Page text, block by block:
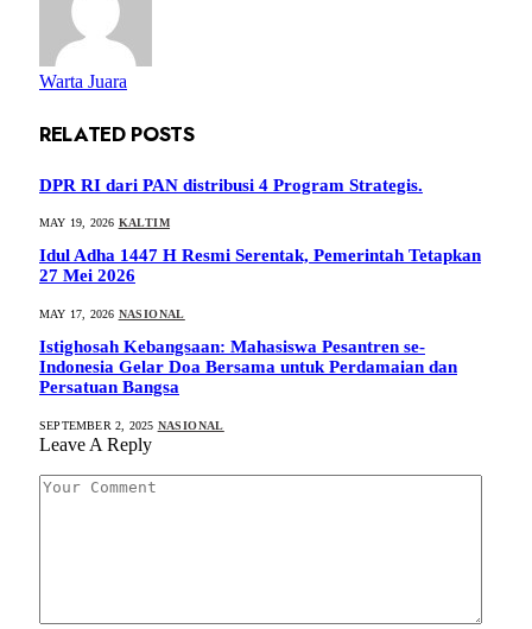
Warta Juara
RELATED POSTS
DPR RI dari PAN distribusi 4 Program Strategis.
MAY 19, 2026 KALTIM
Idul Adha 1447 H Resmi Serentak, Pemerintah Tetapkan
27 Mei 2026
MAY 17, 2026 NASIONAL
Istighosah Kebangsaan: Mahasiswa Pesantren se-
Indonesia Gelar Doa Bersama untuk Perdamaian dan
Persatuan Bangsa
SEPTEMBER 2, 2025 NASIONAL
Leave A Reply